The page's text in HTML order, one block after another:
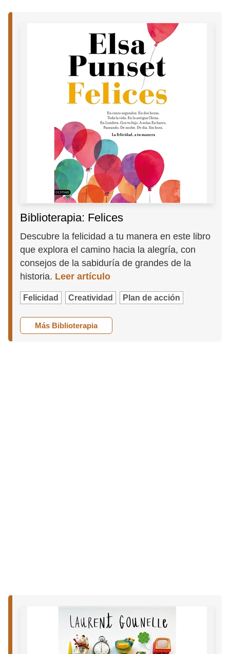
Biblioterapia: Felices
Descubre la felicidad a tu manera en este libro
que explora el camino hacia la alegría, con
consejos de la sabiduría de grandes de la
historia. Leer artículo
Felicidad Creatividad Plan de acción
Más Biblioterapia